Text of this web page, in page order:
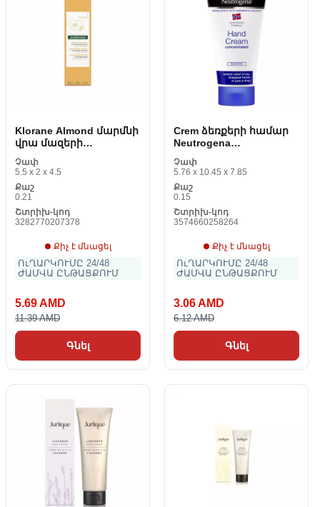
Klorane Almond մարմնի
վրա մազերի
Չափ
5.5 x 2 x 4.5
Քաշ
0.21
Շտրիխ-կոդ
3282770207378
Քիչ է մնացել
ՈւՂԱՐԿՈՒՄԸ 24/48
ԺԱՄՎԱ ԸՆԹԱՑՔՈՒՄ
5.69 AMD
11.39 AMD
Գնել
Crem ձեռքերի համար
Neutrogena
ml
Չափ
5.76 x 10.45 x 7.85
Քաշ
0.15
Շտրիխ-կոդ
3574660258264
Քիչ է մնացել
ՈւՂԱՐԿՈՒՄԸ 24/48
ԺԱՄՎԱ ԸՆԹԱՑՔՈՒՄ
3.06 AMD
6.12 AMD
Գնել